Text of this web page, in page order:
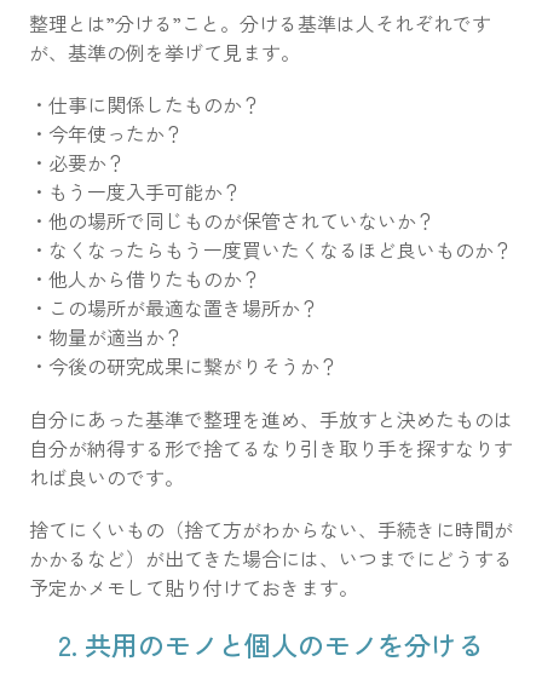
整理とは”分ける”こと。分ける基準は人それぞれです
が、基準の例を挙げて見ます。
・仕事に関係したものか？
・今年使ったか？
・必要か？
・もう一度入手可能か？
・他の場所で同じものが保管されていないか？
・なくなったらもう一度買いたくなるほど良いものか？
・他人から借りたものか？
・この場所が最適な置き場所か？
・物量が適当か？
・今後の研究成果に繋がりそうか？
自分にあった基準で整理を進め、手放すと決めたものは
自分が納得する形で捨てるなり引き取り手を探すなりす
れば良いのです。
捨てにくいもの（捨て方がわからない、手続きに時間が
かかるなど）が出てきた場合には、いつまでにどうする
予定かメモして貼り付けておきます。
2. 共用のモノと個人のモノを分ける